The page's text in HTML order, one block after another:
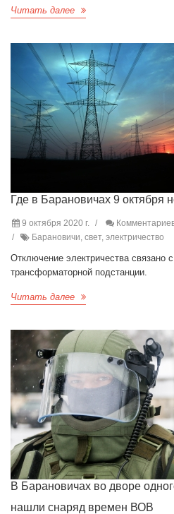
Читать далее
Где в Барановичах 9 октября
9 октября 2020 г.
Барановичи, свет, электричество
Отключение электричества связано
трансформаторной подстанции.
Читать далее
В Барановичах во дворе
нашли снаряд времен ВОВ